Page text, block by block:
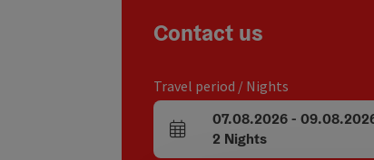
Contact us
Travel period / Nights
arrival and departure fields
07.08.2026-
2 Nights